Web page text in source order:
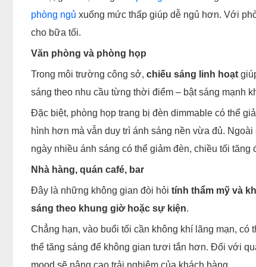
phòng ngủ xuống mức thấp giúp dễ ngủ hơn. Với
cho bữa tối.
Văn phòng và phòng họp
Trong môi trường công sở, chiếu sáng linh hoạt
sáng theo nhu cầu từng thời điểm – bật sáng mạnh
Đặc biệt, phòng họp trang bị đèn dimmable có thể
hình hơn mà vẫn duy trì ánh sáng nền vừa đủ.
ngày nhiều ánh sáng có thể giảm đèn, chiều tối
Nhà hàng, quán café, bar
Đây là những không gian đòi hỏi tính thẩm mỹ và
sáng theo khung giờ hoặc sự kiện.
Chẳng hạn, vào buổi tối cần không khí lãng mạn,
thể tăng sáng để không gian tươi tắn hơn. Đối với
mood sẽ nâng cao trải nghiệm của khách hàng.